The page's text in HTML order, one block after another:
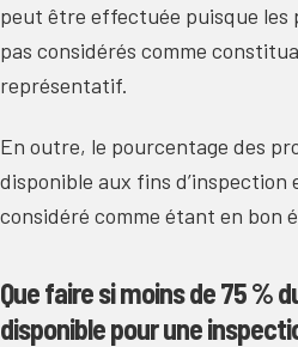
peut être effectuée puisque
pas considérés comme
représentatif.
En outre, le pourcentage des
disponible aux fins
considéré comme étant en bon
Que faire si moins de 75 %
disponible pour une